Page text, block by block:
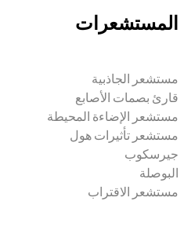
المستشعرات
مستشعر الجاذبية
قارئ بصمات الأصابع
مستشعر الإضاءة المحيطة
مستشعر تأثيرات هول
جيرسكوب
البوصلة
مستشعر الاقتراب